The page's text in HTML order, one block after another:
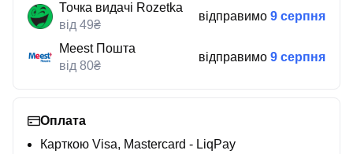
Точка видачі Rozetka
від 49₴
відправимо 9 серпня
Meest Пошта
від 80₴
відправимо 9 серпня
Оплата
Карткою Visa, Mastercard - LiqPay